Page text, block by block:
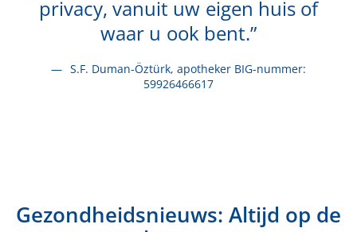
of
een service waar u op kunt
rekenen".
J. Luong, apotheker BIG-nummer: 09927390017
Gezondheidsnieuws: Altijd op de
hoogte